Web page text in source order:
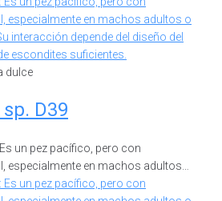
dulce
D39
Es un pez pacífico, pero con
en machos adultos…